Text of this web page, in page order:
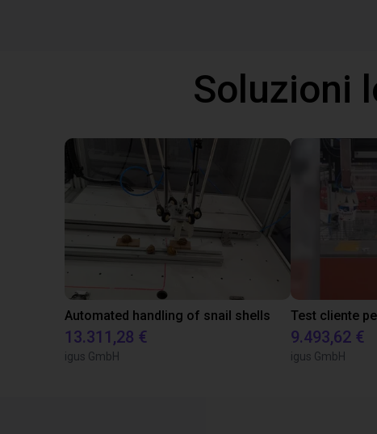
Soluzioni
Automated handling of snail shells
13.311,28 €
igus GmbH
9.493,62 €
igus GmbH